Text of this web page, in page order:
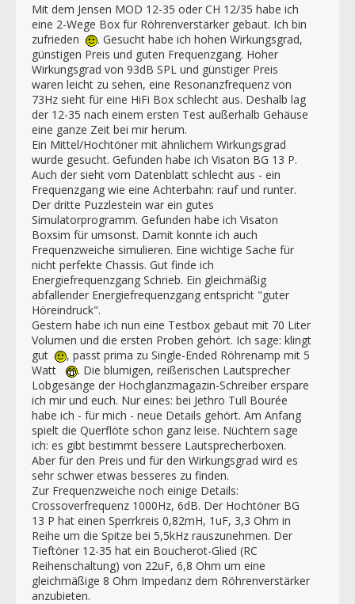
Mit dem Jensen MOD 12-35 oder CH 12/35 habe ich
eine 2-Wege Box für Röhrenverstärker gebaut. Ich bin
zufrieden
. Gesucht habe ich hohen Wirkungsgrad,
günstigen Preis und guten Frequenzgang. Hoher
Wirkungsgrad von 93dB SPL und günstiger Preis
waren leicht zu sehen, eine Resonanzfrequenz von
73Hz sieht für eine HiFi Box schlecht aus. Deshalb lag
der 12-35 nach einem ersten Test außerhalb Gehäuse
eine ganze Zeit bei mir herum.
Ein Mittel/Hochtöner mit ähnlichem Wirkungsgrad
wurde gesucht. Gefunden habe ich Visaton BG 13 P.
Auch der sieht vom Datenblatt schlecht aus - ein
Frequenzgang wie eine Achterbahn: rauf und runter.
Der dritte Puzzlestein war ein gutes
Simulatorprogramm. Gefunden habe ich Visaton
Boxsim für umsonst. Damit konnte ich auch
Frequenzweiche simulieren. Eine wichtige Sache für
nicht perfekte Chassis. Gut finde ich
Energiefrequenzgang Schrieb. Ein gleichmäßig
abfallender Energiefrequenzgang entspricht "guter
Höreindruck".
Gestern habe ich nun eine Testbox gebaut mit 70 Liter
Volumen und die ersten Proben gehört. Ich sage: klingt
gut
, passt prima zu Single-Ended Röhrenamp mit 5
Watt
. Die blumigen, reißerischen Lautsprecher
Lobgesänge der Hochglanzmagazin-Schreiber erspare
ich mir und euch. Nur eines: bei Jethro Tull Bourée
habe ich - für mich - neue Details gehört. Am Anfang
spielt die Querflöte schon ganz leise. Nüchtern sage
ich: es gibt bestimmt bessere Lautsprecherboxen.
Aber für den Preis und für den Wirkungsgrad wird es
sehr schwer etwas besseres zu finden.
Zur Frequenzweiche noch einige Details:
Crossoverfrequenz 1000Hz, 6dB. Der Hochtöner BG
13 P hat einen Sperrkreis 0,82mH, 1uF, 3,3 Ohm in
Reihe um die Spitze bei 5,5kHz rauszunehmen. Der
Tieftöner 12-35 hat ein Boucherot-Glied (RC
Reihenschaltung) von 22uF, 6,8 Ohm um eine
gleichmäßige 8 Ohm Impedanz dem Röhrenverstärker
anzubieten.